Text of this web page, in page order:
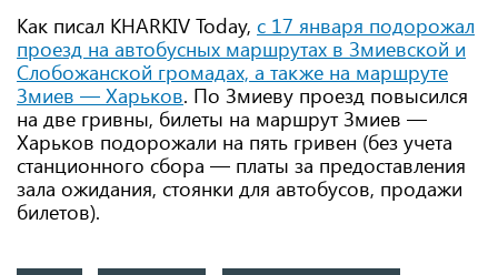
Как писал KHARKIV Today, с 17 января подорожал
проезд на автобусных маршрутах в Змиевской и
Слобожанской громадах, а также на маршруте
Змиев — Харьков. По Змиеву проезд повысился
на две гривны, билеты на маршрут Змиев —
Харьков подорожали на пять гривен (без учета
станционного сбора — платы за предоставления
зала ожидания, стоянки для автобусов, продажи
билетов).